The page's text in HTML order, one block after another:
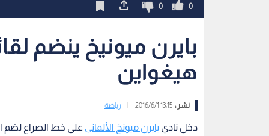
0
0
بايرن ميونيخ ينضم
هيغواين
نشر :13:15 2016/6/1 رياضة
دخل ناديبايرن ميونخ الألماني على خط الصراع لضم